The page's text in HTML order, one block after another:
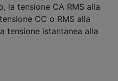
la tensione CA RMS alla
CC o RMS alla
tensione istantanea alla